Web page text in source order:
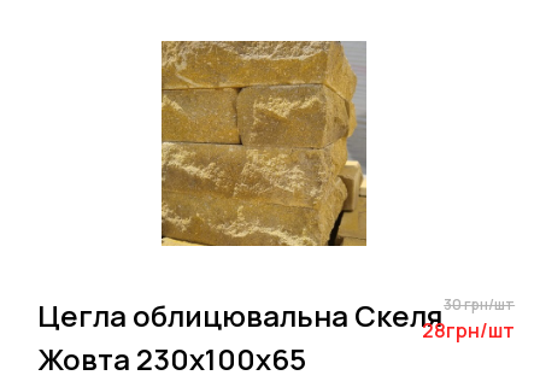
Цегла облицювальна Скеля
Жовта 230х100х65
30 грн/шт
28грн/шт